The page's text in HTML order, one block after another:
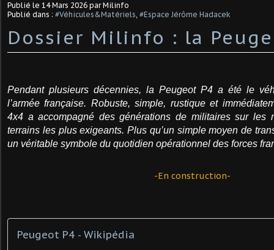
Publié le 14 Mars 2026 par Milinfo
Publié dans : #Véhicules&Matériels, #Espace Jérôme Hadacek
Dossier Milinfo : la
Pendant plusieurs décennies, la Peugeot P4 a été le
l’armée française. Robuste, simple, rustique et
4x4 a accompagné des générations de militaires sur les
terrains les plus exigeants. Plus qu’un simple moyen de
un véritable symbole du quotidien opérationnel des forces
-En construction-
Peugeot P4 - Wikipédia